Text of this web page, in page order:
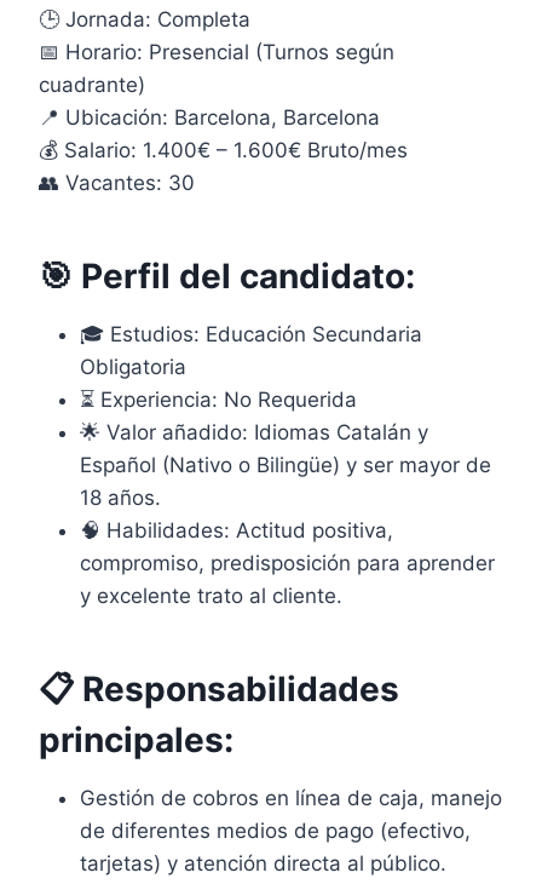
🕒 Jornada: Completa
📅 Horario: Presencial (Turnos según
cuadrante)
📍 Ubicación: Barcelona, Barcelona
💰 Salario: 1.400€ – 1.600€ Bruto/mes
👥 Vacantes: 30
🎯 Perfil del candidato:
🎓 Estudios: Educación Secundaria
Obligatoria
⏳ Experiencia: No Requerida
🌟 Valor añadido: Idiomas Catalán y
Español (Nativo o Bilingüe) y ser mayor de
18 años.
🧠 Habilidades: Actitud positiva,
compromiso, predisposición para aprender
y excelente trato al cliente.
📋 Responsabilidades
principales:
Gestión de cobros en línea de caja, manejo
de diferentes medios de pago (efectivo,
tarjetas) y atención directa al público.